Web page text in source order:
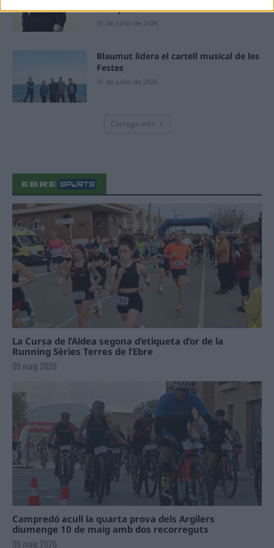
d’Amposta”
31 de juliol de 2026
Blaumut lidera el cartell musical de les
Festes
31 de juliol de 2026
Carrega més
La Cursa de l’Aldea segona d’etiqueta d’or de la
Running Sèries Terres de l’Ebre
09 maig 2026
Campredó acull la quarta prova dels Argilers
diumenge 10 de maig amb dos recorreguts
09 maig 2026